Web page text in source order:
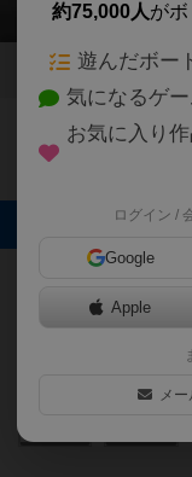
2
ボドゲーマにログインす
ロード出来たり、他のユ
また、トップ6の画像は
トップに表示される
REIんズ
約75,000人がボ
遊んだボー
気になるゲ
お気に入り
ログイン /
Google
Apple
メ